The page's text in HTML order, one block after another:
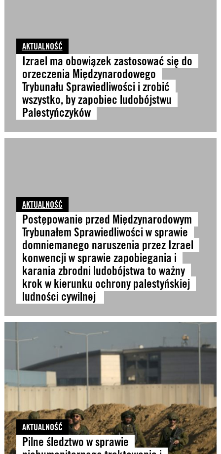
AKTUALNOŚĆ
Izrael ma obowiązek zastosować się do
orzeczenia Międzynarodowego
Trybunału Sprawiedliwości i zrobić
wszystko, by zapobiec ludobójstwu
Palestyńczyków
AKTUALNOŚĆ
Postępowanie przed Międzynarodowym
Trybunałem Sprawiedliwości w sprawie
domniemanego naruszenia przez Izrael
konwencji w sprawie zapobiegania i
karania zbrodni ludobójstwa to ważny
krok w kierunku ochrony palestyńskiej
ludności cywilnej
AKTUALNOŚĆ
Pilne śledztwo w sprawie